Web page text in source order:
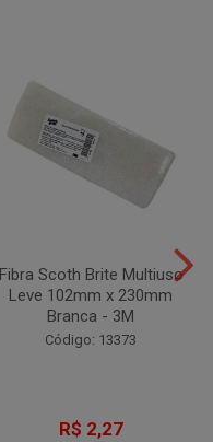
Fibra Scoth Brite Multiuso
Leve 102mm x 230mm
Branca - 3M
Código: 13373
R$ 2,27